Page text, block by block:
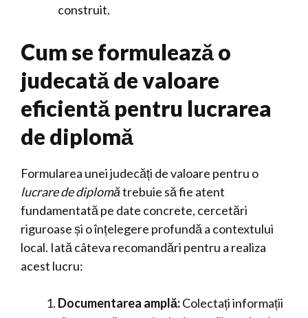
construit.
Cum se formulează o
judecată de valoare
eficientă pentru lucrarea
de diplomă
Formularea unei judecăți de valoare pentru o
lucrare de diplomătrebuie să fie atent
fundamentată pe date concrete, cercetări
riguroase și o înțelegere profundă a contextului
local. Iată câteva recomandări pentru a realiza
acest lucru:
Documentarea amplă:Colectați informații